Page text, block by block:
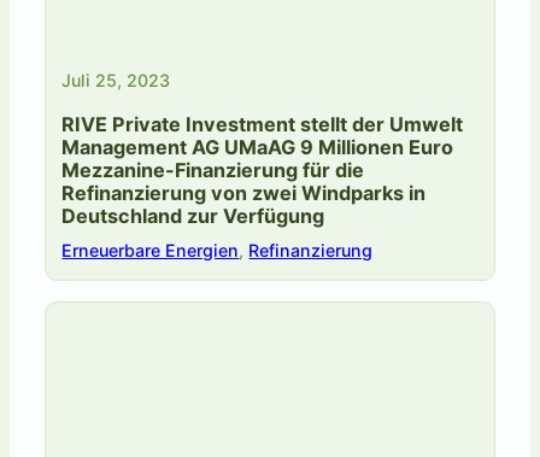
Juli 25, 2023
RIVE Private Investment stellt der Umwelt
Management AG UMaAG 9 Millionen Euro
Mezzanine-Finanzierung für die
Refinanzierung von zwei Windparks in
Deutschland zur Verfügung
Erneuerbare Energien, Refinanzierung